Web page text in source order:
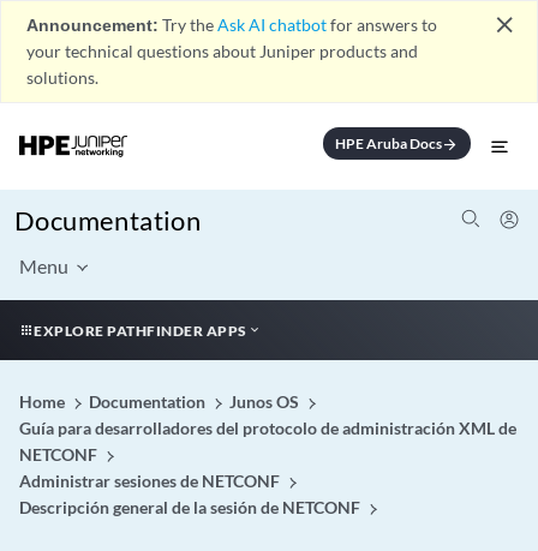
Announcement: Try theAsk AI chatbotfor answers to
your technical questions about Juniper products and
solutions.
close
HPE Aruba Docsarrow_forward
Documentation
Menu
EXPLORE PATHFINDER APPS
Home Documentation
Junos OS
Guía para desarrolladores del protocolo de administración XML de
NETCONF
Administrar sesiones de NETCONF
Descripción general de la sesión de NETCONF